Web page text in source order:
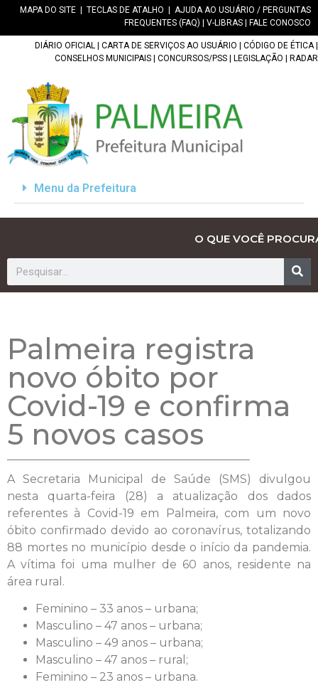
MAPA DO SITE TECLAS DE ATALHO
AJUDA AO USUÁRIO / PERGUNTAS
FREQUENTES (FAQ)
V-LIBRAS FALE CONOSCO
DIÁRIO OFICIAL CARTA DE SERVIÇOS AO USUÁRIO CÓDIGO DE ÉTICA|
CONSELHOS MUNICIPAIS
CONCURSOS/PSS LEGISLAÇÃO RADAR
Menu da Prefeitura
O QUE VOCÊ
Palmeira registra
novo óbito por
Covid-19 e confirma
5 novos casos
A Secretaria Municipal de Saúde (SMS) divulgou
nesta quarta-feira (28) a atualização dos dados
referentes à Covid-19 em Palmeira, com um novo
óbito confirmado devido ao coronavírus, totalizando
88 mortes no município desde o início da pandemia.
A vítima foi uma mulher de 60 anos, residente na
área rural.
Feminino – 33 anos – urbana;
Masculino – 47 anos – urbana;
Masculino – 49 anos – urbana;
Masculino – 47 anos – rural;
Feminino – 23 anos – urbana.